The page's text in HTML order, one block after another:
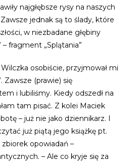
najgłębsze rysy na naszych
jednak są to ślady, które
w niezbadane głębiny
– fragment „Splątania”
osobiście, przyjmował mi
Zawsze (prawie) się
i lubiliśmy. Kiedy odszedł na
tam pisać. Z kolei Maciek
– już nie jako dziennikarz. I
już piątą jego książkę pt.
zbiorek opowiadań –
– Ale co kryje się za